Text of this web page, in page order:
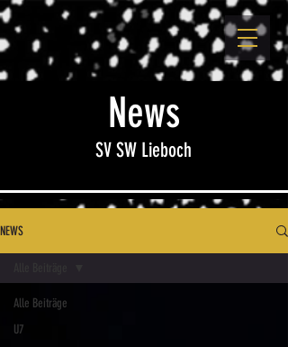
News
SV SW Lieboch
NEWS
Alle Beiträge
U7